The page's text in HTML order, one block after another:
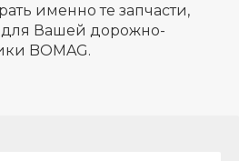
именно те запчасти,
для Вашей дорожно-
BOMAG.